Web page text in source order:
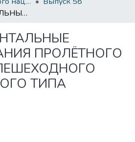
ЭКСПЕРИМЕНТАЛЬНЫЕ ИССЛЕДОВАНИЯ ПРОЛЁТНОГО СТРОЕНИЯ ПЕШЕХОДНОГО МОСТА НОВОГО ТИПА
ПРОЛЁТНОГО
ТИПА